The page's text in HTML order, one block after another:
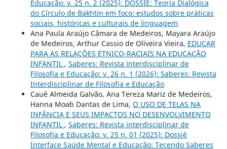
Educação: v. 25 n. 2 (2025): DOSSIÊ: Teoria Dialógica
do Círculo de Bakhtin em foco: estudos sobre práticas
sociais, históricas e culturais de linguagem
Ana Paula Araújo Câmara de Medeiros, Mayara Araújo
de Medeiros, Arthur Cassio de Oliveira Vieira, EDUCAR
PARA AS RELAÇÕES ÉTNICO-RACIAIS NA EDUCAÇÃO
INFANTIL , Saberes: Revista interdisciplinar de
Filosofia e Educação: v. 26 n. 1 (2026): Saberes: Revista
Interdisciplinar de Filosofia e Educação
Cauê Almeida Galvão, Ana Tereza Mariz de Medeiros,
Hanna Moab Dantas de Lima, O USO DE TELAS NA
INFÂNCIA E SEUS IMPACTOS NO DESENVOLVIMENTO
INFANTIL , Saberes: Revista interdisciplinar de
Filosofia e Educação: v. 25 n. 01 (2025): Dossiê
Interface Saúde Mental e Educação: Tecendo Saberes